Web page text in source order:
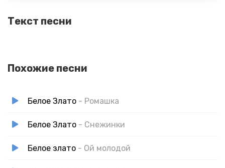
Текст песни
Похожие песни
Белое Злато - Ромашка
Белое Злато - Снежинки
Белое злато - Ой молодой